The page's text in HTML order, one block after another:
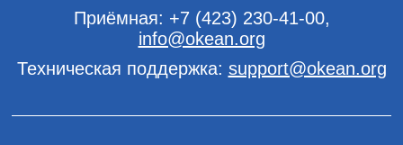
Приёмная: +7 (423) 230-41-00,
info@okean.org
Техническая поддержка: support@okean.org